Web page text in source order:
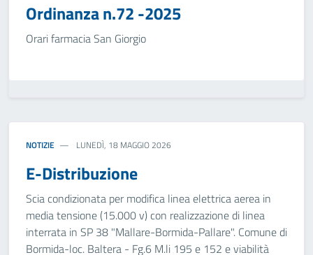
Ordinanza n.72 -2025
Orari farmacia San Giorgio
NOTIZIE LUNEDÌ, 18 MAGGIO 2026
E-Distribuzione
Scia condizionata per modifica linea elettrica aerea in
media tensione (15.000 v) con realizzazione di linea
interrata in SP 38 "Mallare-Bormida-Pallare". Comune di
Bormida-loc. Baltera - Fg.6 M.li 195 e 152 e viabilità